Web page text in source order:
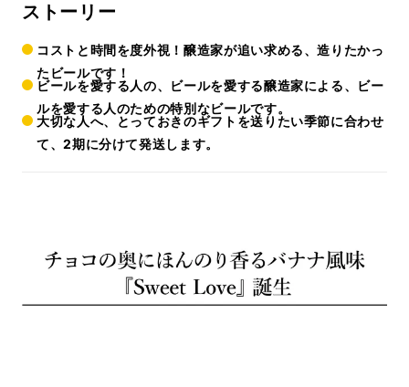
ストーリー
コストと時間を度外視！醸造家が追い求める、造りたかっ
たビールです！
ビールを愛する人の、ビールを愛する醸造家による、ビー
ルを愛する人のための特別なビールです。
大切な人へ、とっておきのギフトを送りたい季節に合わせ
て、2期に分けて発送します。